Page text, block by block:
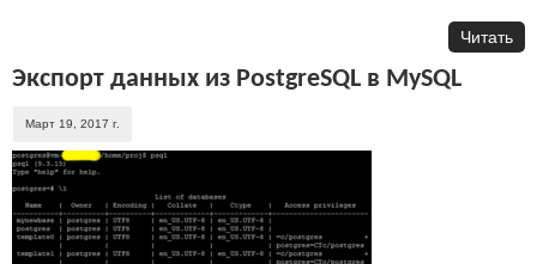
Читать
Экспорт данных из PostgreSQL в MySQL
Март 19, 2017 г.